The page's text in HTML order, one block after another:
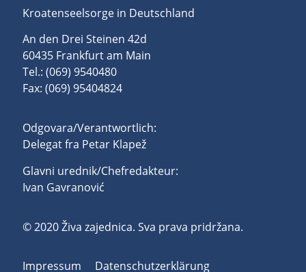
Kroatenseelsorge in Deutschland
An den Drei Steinen 42d
60435 Frankfurt am Main
Tel.: (069) 9540480
Fax: (069) 95404824
Odgovara/Verantwortlich:
Delegat fra Petar Klapež
Glavni urednik/Chefredakteur:
Ivan Gavranović
© 2020 Živa zajednica. Sva prava pridržana.
Impressum
Datenschutzerklärung